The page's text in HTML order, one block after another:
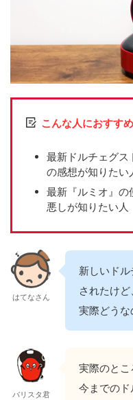
こんな人におすす
最新ドルチェグス
の感想が知りたい
最新『ルミオ』の
悪しが知りたい人
はてなさん
新しいド
されたけど
実際どう
バリスタ君
実際のとこ
今までの